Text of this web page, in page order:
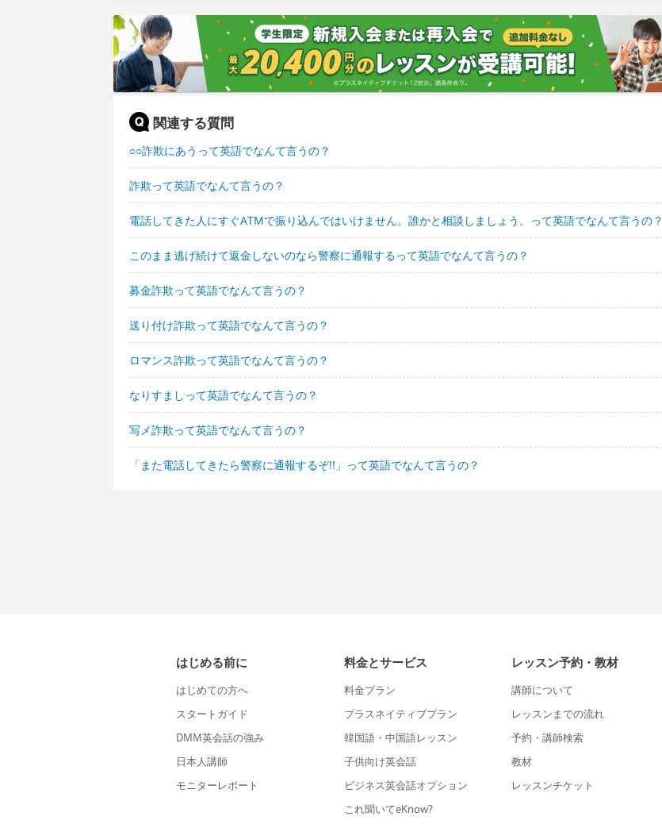
関連する質問
○○詐欺にあうって英語でなんて言うの？
詐欺って英語でなんて言うの？
電話してきた人にすぐATMで振り込んではいけません。誰かと相談しましょう。って英語でなんて言うの？
このまま逃げ続けて返金しないのなら警察に通報するって英語でなんて言うの？
募金詐欺って英語でなんて言うの？
送り付け詐欺って英語でなんて言うの？
ロマンス詐欺って英語でなんて言うの？
なりすましって英語でなんて言うの？
写メ詐欺って英語でなんて言うの？
「また電話してきたら警察に通報するぞ!!」って英語でなんて言うの？
はじめる前に
はじめての方へ
スタートガイド
DMM英会話の強み
日本人講師
モニターレポート
料金とサービス
料金プラン
プラスネイティブプラン
韓国語・中国語レッスン
子供向け英会話
ビジネス英会話オプション
これ聞いてeKnow?
レッスン予約・教材
講師について
レッスンまでの流れ
予約・講師検索
教材
レッスンチケット